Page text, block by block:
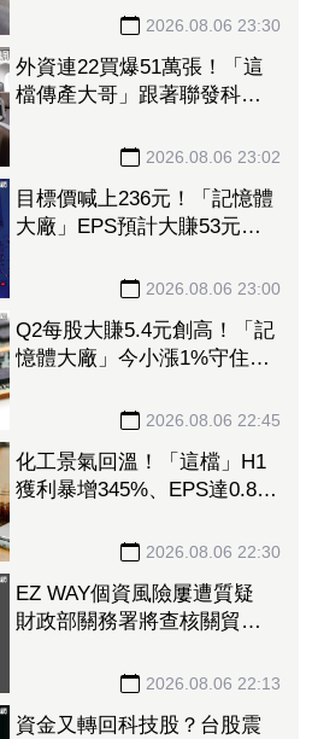
投資挹注營收 2026.08.06 23:30
外資連22買爆51萬張！「這
檔傳產大哥」跟著聯發科發
2026.08.06 23:02
目標價喊上236元！「記憶體
大廠」EPS預計大賺53元
2026.08.06 23:00
Q2每股大賺5.4元創高！「記
憶體大廠」今小漲1%守住連
抱回7549萬元 2026.08.06 22:45
化工景氣回溫！「這檔」H1
獲利暴增345%、EPS達0.89
2026.08.06 22:30
EZ WAY個資風險屢遭質疑
財政部關務署將查核關貿公
2026.08.06 22:13
資金又轉回科技股？台股震